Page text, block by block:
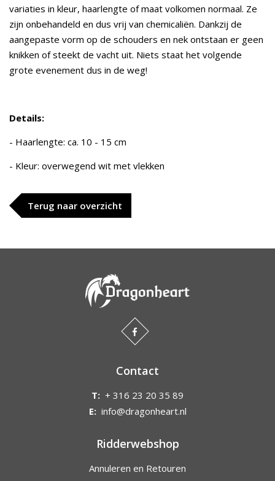
variaties in kleur, haarlengte of maat volkomen normaal. Ze
zijn onbehandeld en dus vrij van chemicaliën. Dankzij de
aangepaste vorm op de schouders en nek ontstaan er geen
knikken of steekt de vacht uit. Niets staat het volgende
grote evenement dus in de weg!
Details:
- Haarlengte: ca. 10 - 15 cm
- Kleur: overwegend wit met vlekken
Terug naar overzicht
Contact
T: + 316 23 20 35 89
E: info@dragonheart.nl
Ridderwebshop
Annuleren en Retouren